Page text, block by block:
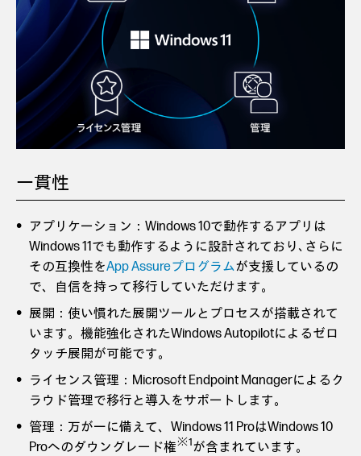
一貫性
アプリケーション：Windows 10で動作するアプリは
Windows 11でも動作するように設計されており､さらに
その互換性をApp Assureプログラムが支援しているの
で、自信を持って移行していただけます。
展開：使い慣れた展開ツールとプロセスが搭載されて
います。機能強化されたWindows Autopilotによるゼロ
タッチ展開が可能です。
ライセンス管理：Microsoft Endpoint Managerによるク
ラウド管理で移行と導入をサポートします。
管理：万が一に備えて、Windows 11 ProはWindows 10
Proへのダウングレード権※1が含まれています。